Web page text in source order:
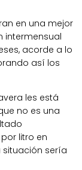
en una mejor
intermensual
acorde a lo
así los
les está
no es una
litro en
sería